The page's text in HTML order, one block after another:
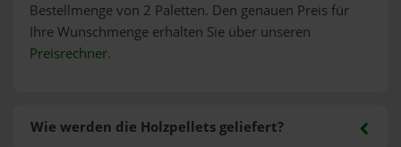
Bestellmenge von 2 Paletten. Den genauen Preis für
Ihre Wunschmenge erhalten Sie über unseren
Preisrechner.
Wie werden die Holzpellets geliefert?